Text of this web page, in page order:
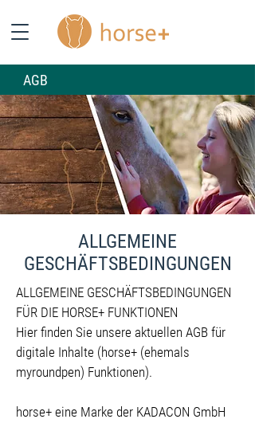
AGB
ALLGEMEINE
GESCHÄFTSBEDINGUNGEN
ALLGEMEINE GESCHÄFTSBEDINGUNGEN
FÜR DIE HORSE+ FUNKTIONEN
Hier finden Sie unsere aktuellen AGB für
digitale Inhalte (horse+ (ehemals
myroundpen) Funktionen).
horse+ eine Marke der KADACON GmbH